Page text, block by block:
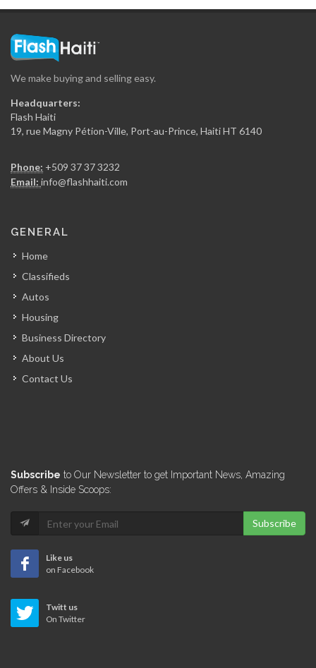
19301
Ministere de…
Direction Générale…
Conseil National…
16413
Unite de…
14716
We make buying and selling easy.
Headquarters:
Flash Haiti
19, rue Magny Pétion-Ville, Port-au-Prince, Haiti HT 6140
Phone: +509 37 37 3232
Email: info@flashhaiti.com
GENERAL
Home
Classifieds
Autos
Housing
Business Directory
About Us
Contact Us
Subscribe to Our Newsletter to get Important News, Amazing
Offers & Inside Scoops:
Subscribe
Like us
on Facebook
Twitt us
On Twitter